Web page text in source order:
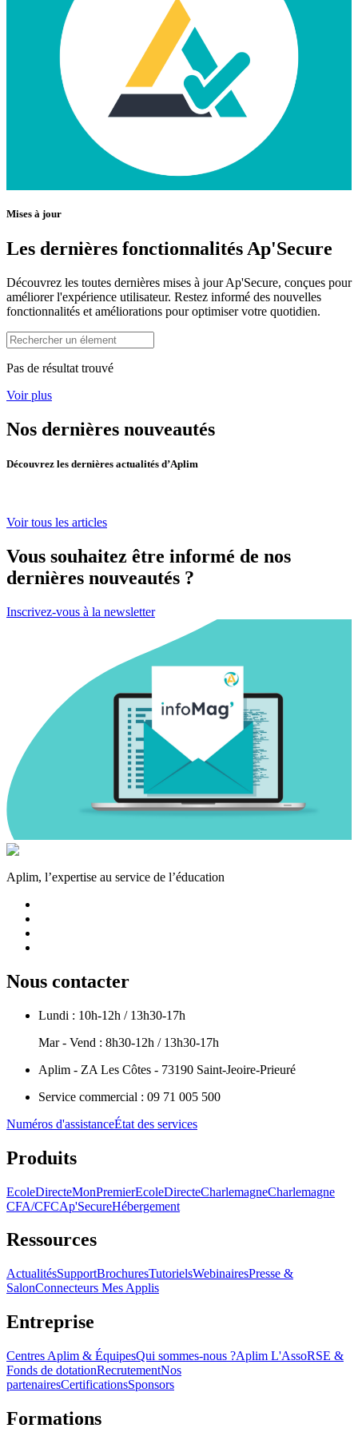
Mises à jour
Les dernières fonctionnalités Ap'Secure
Découvrez les toutes dernières mises à jour Ap'Secure, conçues pour
améliorer l'expérience utilisateur. Restez informé des nouvelles
fonctionnalités et améliorations pour optimiser votre quotidien.
Pas de résultat trouvé
Voir plus
Nos dernières nouveautés
Découvrez les dernières actualités d’Aplim
Voir tous les articles
Vous souhaitez être informé de nos
dernières nouveautés ?
Inscrivez-vous à la newsletter
Aplim, l’expertise au service de l’éducation
Nous contacter
Lundi : 10h-12h / 13h30-17h
Mar - Vend : 8h30-12h / 13h30-17h
Aplim - ZA Les Côtes - 73190 Saint-Jeoire-Prieuré
Service commercial : 09 71 005 500
Numéros d'assistanceÉtat des services
Produits
EcoleDirecteMonPremierEcoleDirecteCharlemagneCharlemagne
CFA/CFCAp'SecureHébergement
Ressources
ActualitésSupportBrochuresTutorielsWebinairesPresse &
SalonConnecteurs Mes Applis
Entreprise
Centres Aplim & ÉquipesQui sommes-nous ?Aplim L'AssoRSE &
Fonds de dotationRecrutementNos
partenairesCertificationsSponsors
Formations